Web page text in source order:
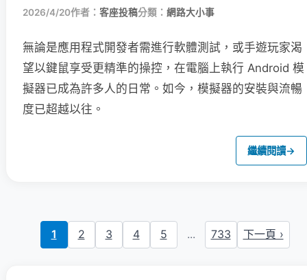
2026/4/20作者： 客座投稿分類： 網路大小事
無論是應用程式開發者需進行軟體測試，或手遊玩家渴
望以鍵鼠享受更精準的操控，在電腦上執行 Android 模
擬器已成為許多人的日常。如今，模擬器的安裝與流暢
度已超越以往。
繼續閱讀→
1 2 3 4 5 ... 733 下一頁 ›